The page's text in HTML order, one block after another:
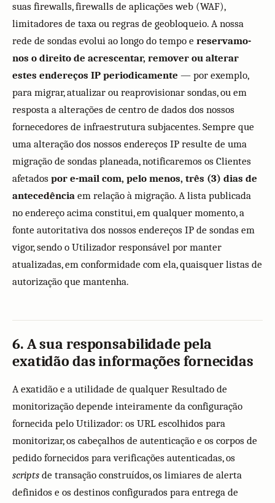
suas firewalls, firewalls de aplicações web (WAF),
limitadores de taxa ou regras de geobloqueio. A nossa
rede de sondas evolui ao longo do tempo e reservamo-
nos o direito de acrescentar, remover ou alterar
estes endereços IP periodicamente — por exemplo,
para migrar, atualizar ou reaprovisionar sondas, ou em
resposta a alterações de centro de dados dos nossos
fornecedores de infraestrutura subjacentes. Sempre que
uma alteração dos nossos endereços IP resulte de uma
migração de sondas planeada, notificaremos os Clientes
afetados por e-mail com, pelo menos, três (3) dias de
antecedência em relação à migração. A lista publicada
no endereço acima constitui, em qualquer momento, a
fonte autoritativa dos nossos endereços IP de sondas em
vigor, sendo o Utilizador responsável por manter
atualizadas, em conformidade com ela, quaisquer listas de
autorização que mantenha.
6. A sua responsabilidade pela
exatidão das informações fornecidas
A exatidão e a utilidade de qualquer Resultado de
monitorização depende inteiramente da configuração
fornecida pelo Utilizador: os URL escolhidos para
monitorizar, os cabeçalhos de autenticação e os corpos de
pedido fornecidos para verificações autenticadas, os
scripts de transação construídos, os limiares de alerta
definidos e os destinos configurados para entrega de